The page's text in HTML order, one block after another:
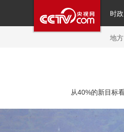
时政
人
直播
繁体
地方
从40%的新目标